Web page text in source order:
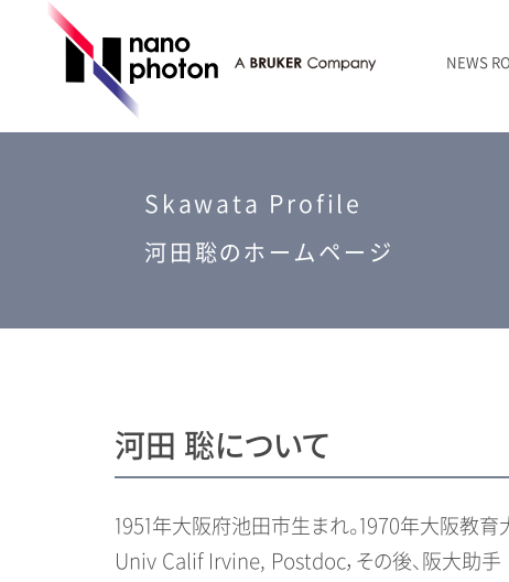
NEWS
RAMANtouch vioLa | 紫外・深紫外ラマン顕微鏡
LensSöck | 小型軽量遮光筒
無機化合物・鉱物Skawata Profile
河田聡のホームページ
河田 聡について
1951年大阪府池田市生まれ。1970年大阪教育
Univ Calif Irvine, Postdoc，その後、阪大助手